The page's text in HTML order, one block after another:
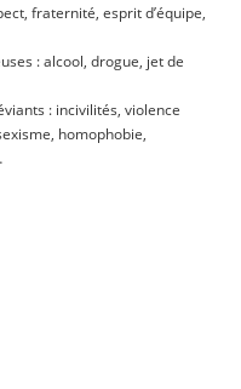
fraternité, esprit d’équipe,
: alcool, drogue, jet de
: incivilités, violence
homophobie,